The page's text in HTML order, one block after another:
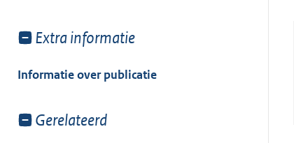
Toon
van:
Extra informatie
Informatie over publicatie
Toon
Gerelateerd